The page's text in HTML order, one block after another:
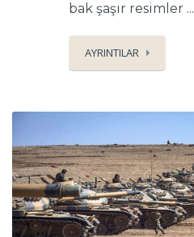
bak şaşır resimler ...
AYRINTILAR